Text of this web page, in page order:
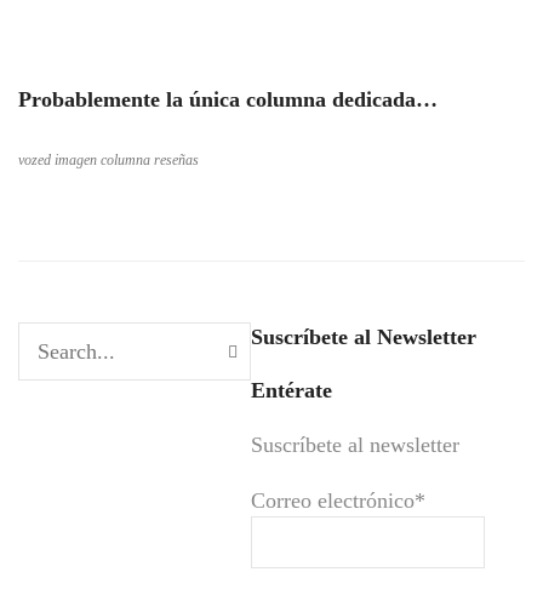
Probablemente la única columna dedicada…
vozed imagen columna reseñas
Suscríbete al Newsletter
Entérate
Suscríbete al newsletter
Correo electrónico*